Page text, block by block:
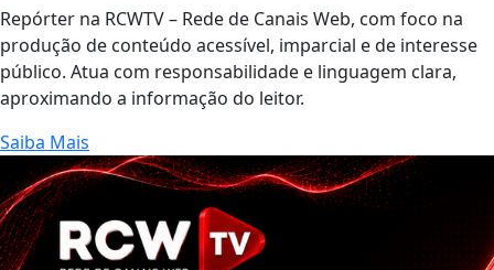
Repórter na RCWTV – Rede de Canais Web, com foco na
produção de conteúdo acessível, imparcial e de interesse
público. Atua com responsabilidade e linguagem clara,
aproximando a informação do leitor.
Saiba Mais